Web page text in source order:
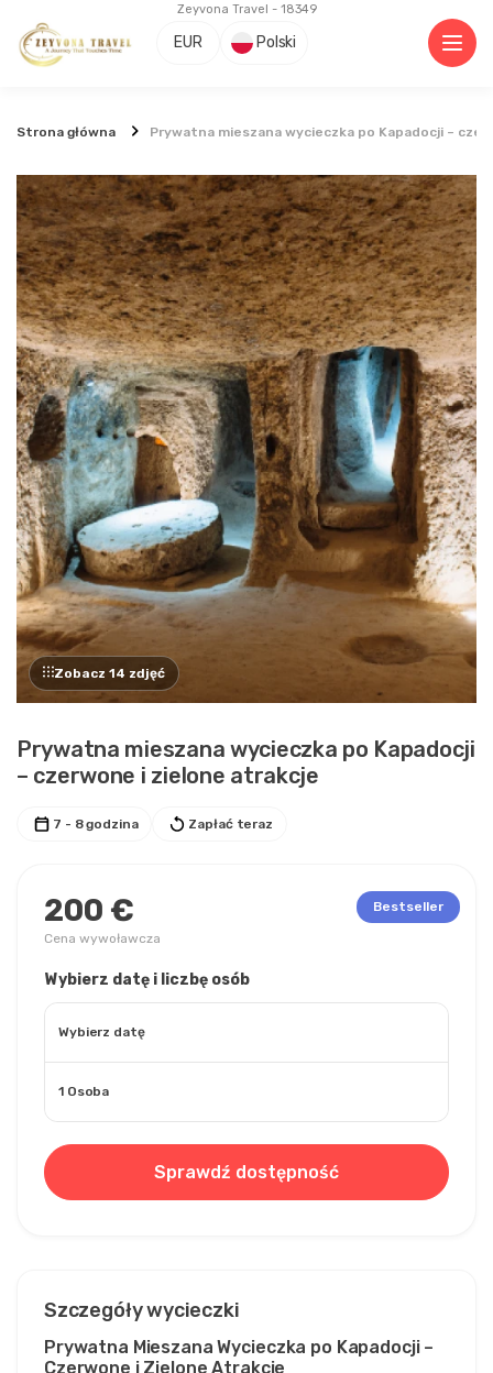
Zeyvona Travel - 18349
EUR Polski
Strona główna Prywatna mieszana wycieczka po Kapadocji –
Zobacz 14 zdjęć
Prywatna mieszana wycieczka po Kapadocji
– czerwone i zielone atrakcje
7 - 8 godzina Zapłać teraz
Bestseller
200 €
Cena wywoławcza
Wybierz datę i liczbę osób
Wybierz datę
1 Osoba
Sprawdź dostępność
Szczegóły wycieczki
Prywatna Mieszana Wycieczka po Kapadocji –
Czerwone i Zielone Atrakcje